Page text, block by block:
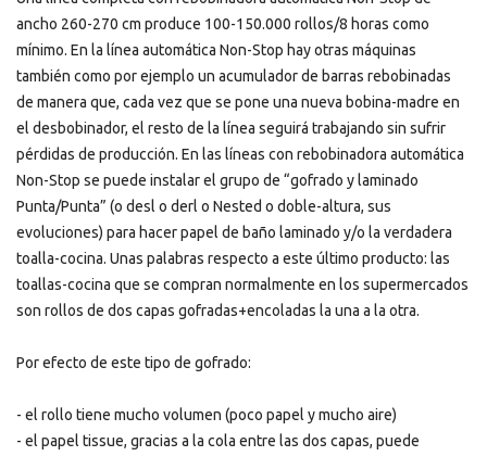
ancho 260-270 cm produce 100-150.000 rollos/8 horas como
mínimo. En la línea automática Non-Stop hay otras máquinas
también como por ejemplo un acumulador de barras rebobinadas
de manera que, cada vez que se pone una nueva bobina-madre en
el desbobinador, el resto de la línea seguirá trabajando sin sufrir
pérdidas de producción. En las líneas con rebobinadora automática
Non-Stop se puede instalar el grupo de “gofrado y laminado
Punta/Punta” (o desl o derl o Nested o doble-altura, sus
evoluciones) para hacer papel de baño laminado y/o la verdadera
toalla-cocina. Unas palabras respecto a este último producto: las
toallas-cocina que se compran normalmente en los supermercados
son rollos de dos capas gofradas+encoladas la una a la otra.
Por efecto de este tipo de gofrado:
- el rollo tiene mucho volumen (poco papel y mucho aire)
- el papel tissue, gracias a la cola entre las dos capas, puede